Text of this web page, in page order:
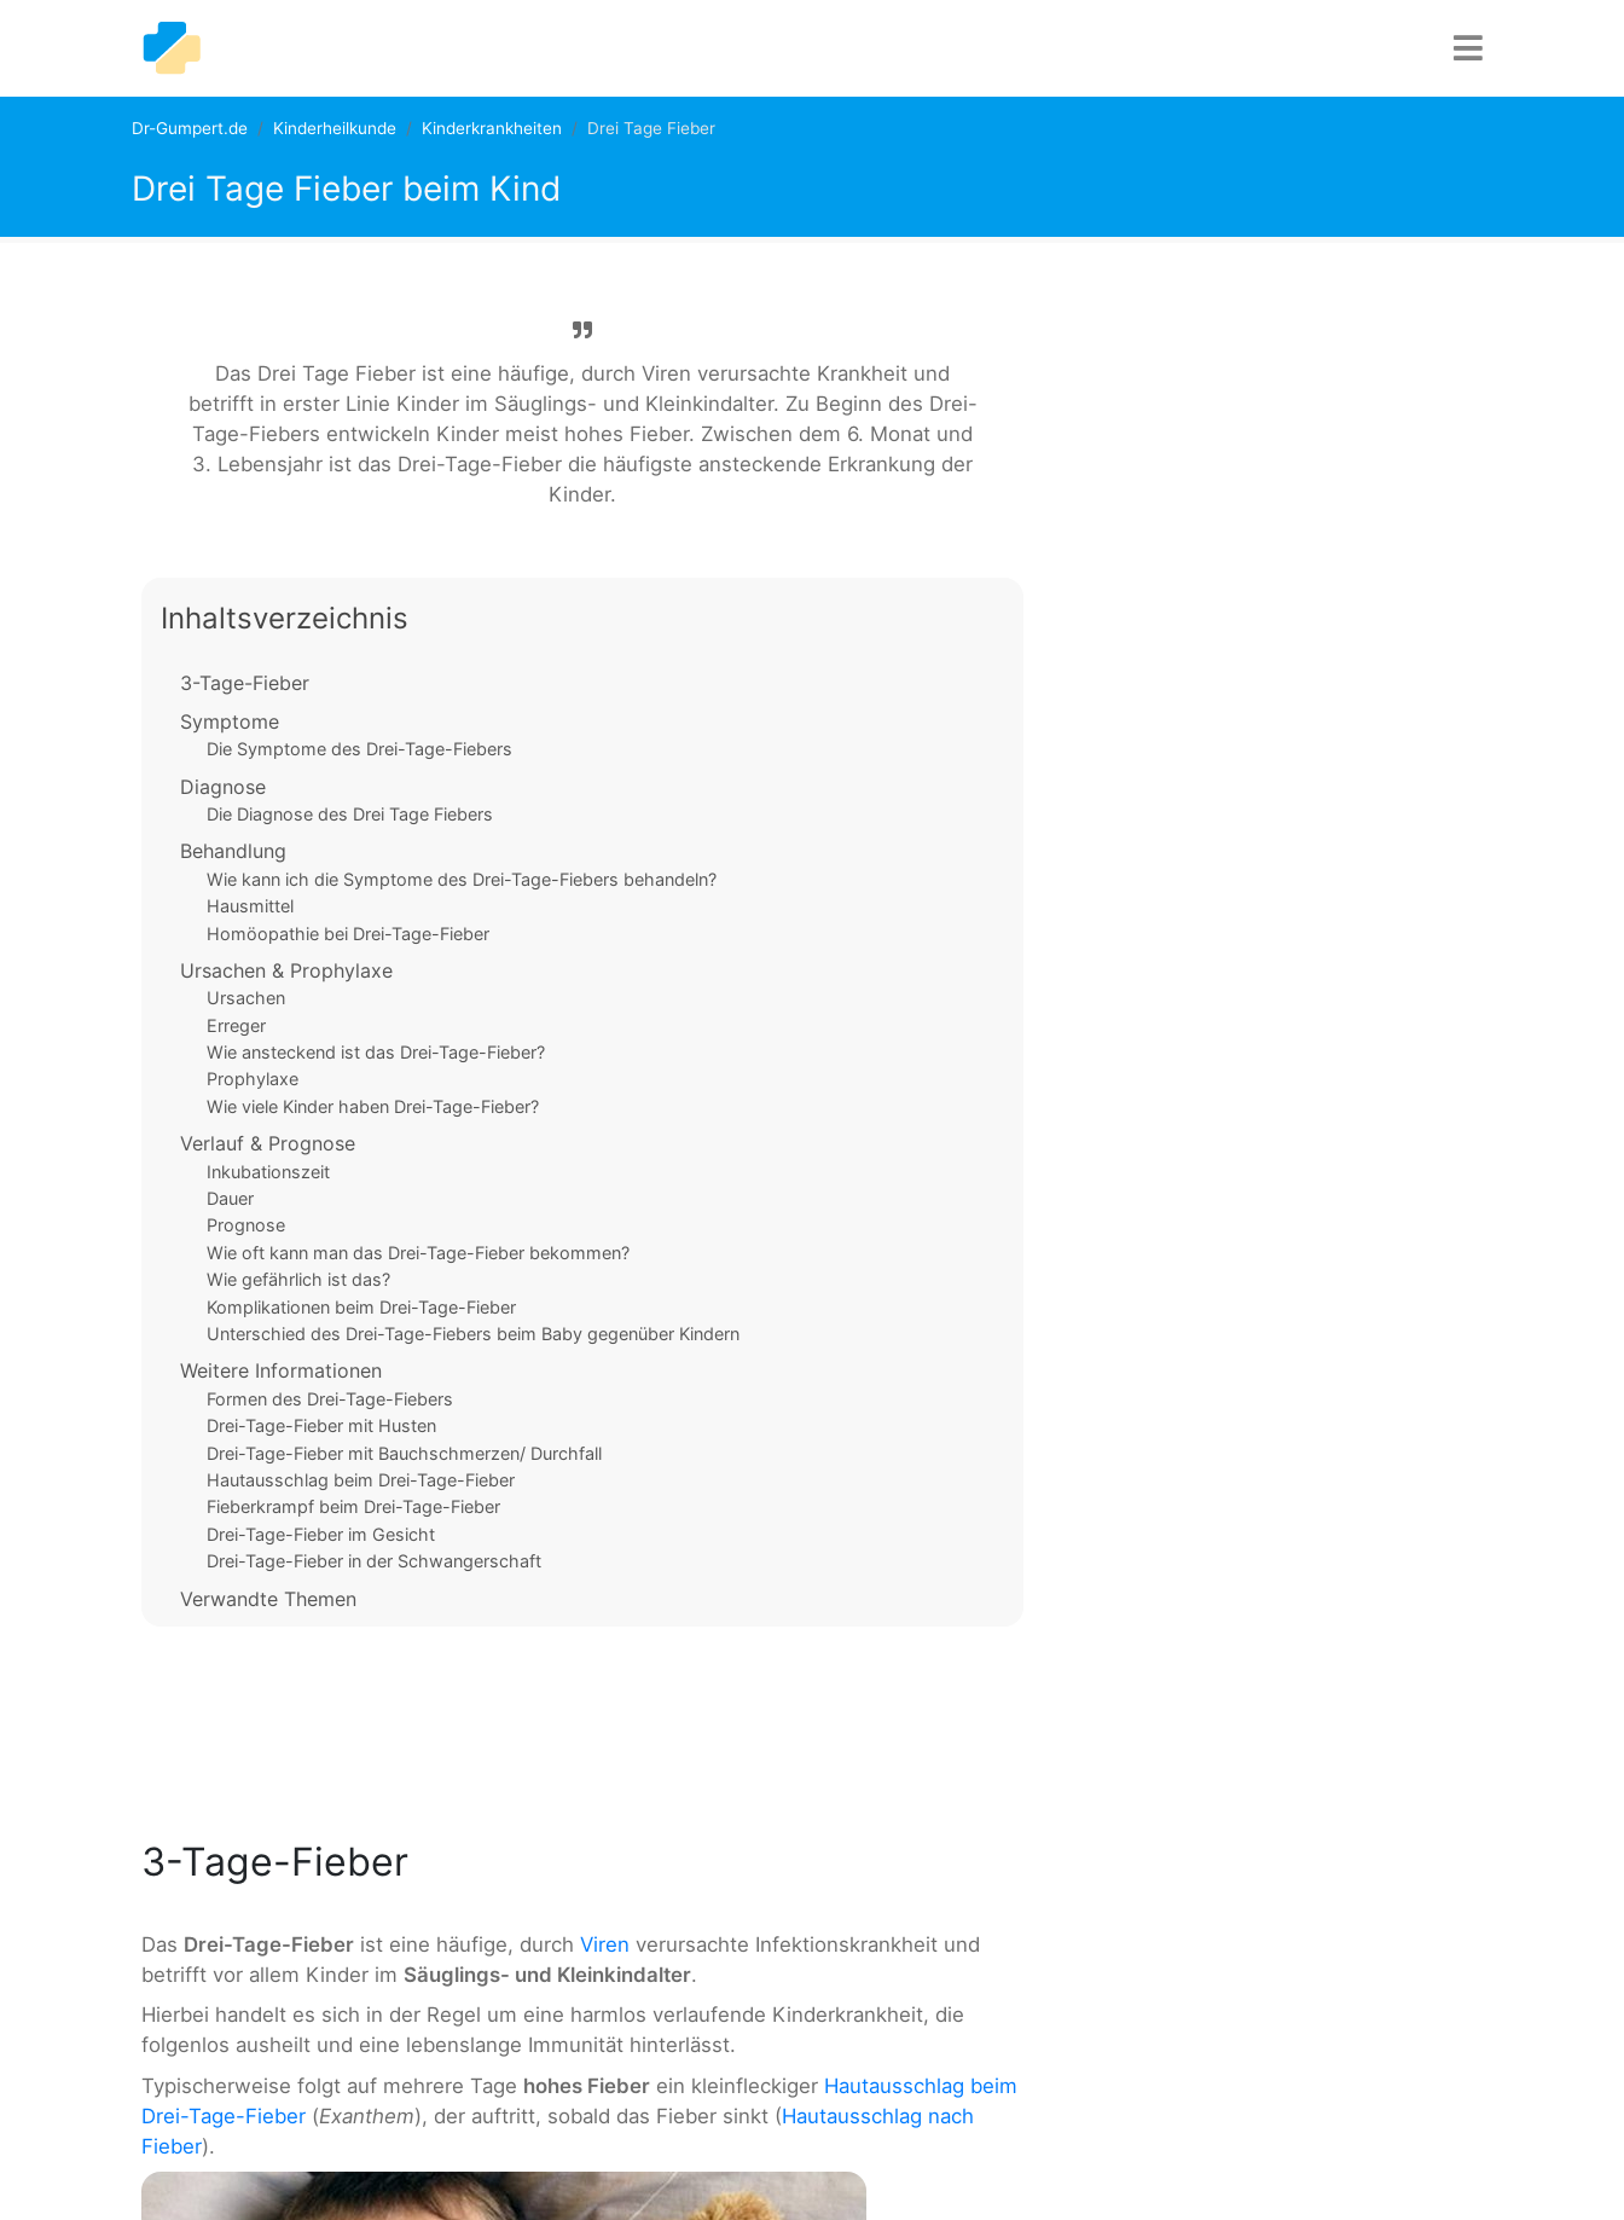
Dr-Gumpert.de Kinderheilkunde Kinderkrankheiten Drei Tage Fieber
Drei Tage Fieber beim Kind
Das Drei Tage Fieber ist eine häufige, durch Viren verursachte Krankheit und
betrifft in erster Linie Kinder im Säuglings- und Kleinkindalter. Zu Beginn des Drei-
Tage-Fiebers entwickeln Kinder meist hohes Fieber. Zwischen dem 6. Monat und
3. Lebensjahr ist das Drei-Tage-Fieber die häufigste ansteckende Erkrankung der
Kinder.
Inhaltsverzeichnis
3-Tage-Fieber
Symptome
Die Symptome des Drei-Tage-Fiebers
Diagnose
Die Diagnose des Drei Tage Fiebers
Behandlung
Wie kann ich die Symptome des Drei-Tage-Fiebers behandeln?
Hausmittel
Homöopathie bei Drei-Tage-Fieber
Ursachen & Prophylaxe
Ursachen
Erreger
Wie ansteckend ist das Drei-Tage-Fieber?
Prophylaxe
Wie viele Kinder haben Drei-Tage-Fieber?
Verlauf & Prognose
Inkubationszeit
Dauer
Prognose
Wie oft kann man das Drei-Tage-Fieber bekommen?
Wie gefährlich ist das?
Komplikationen beim Drei-Tage-Fieber
Unterschied des Drei-Tage-Fiebers beim Baby gegenüber Kindern
Weitere Informationen
Formen des Drei-Tage-Fiebers
Drei-Tage-Fieber mit Husten
Drei-Tage-Fieber mit Bauchschmerzen/ Durchfall
Hautausschlag beim Drei-Tage-Fieber
Fieberkrampf beim Drei-Tage-Fieber
Drei-Tage-Fieber im Gesicht
Drei-Tage-Fieber in der Schwangerschaft
Verwandte Themen
3-Tage-Fieber
Das Drei-Tage-Fieber ist eine häufige, durch Viren verursachte Infektionskrankheit und
betrifft vor allem Kinder im Säuglings- und Kleinkindalter.
Hierbei handelt es sich in der Regel um eine harmlos verlaufende Kinderkrankheit, die
folgenlos ausheilt und eine lebenslange Immunität hinterlässt.
Typischerweise folgt auf mehrere Tage hohes Fieber ein kleinfleckiger Hautausschlag beim
Drei-Tage-Fieber (Exanthem), der auftritt, sobald das Fieber sinkt (Hautausschlag nach
Fieber).